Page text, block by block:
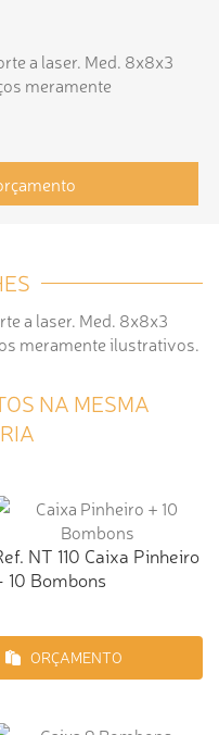
a laser. Med. 8x8x3
meramente
a laser. Med. 8x8x3
meramente ilustrativos.
NA MESMA
NT 110 Caixa Pinheiro
10 Bombons
ORÇAMENTO